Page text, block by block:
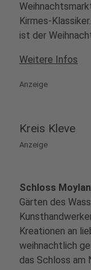
Kirmes-
ist der
Weitere Infos
Anzeige
Kreis Kleve
Anzeige
Schloss
Gärten des
Kreationen an
weihnachtlich
das Schloss am